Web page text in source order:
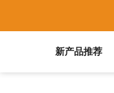
新产品推荐